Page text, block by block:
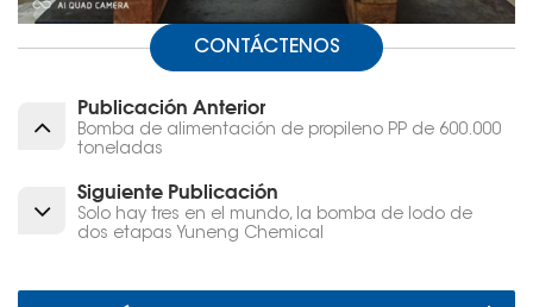
CONTÁCTENOS
Publicación Anterior
Bomba de alimentación de propileno PP de 600.000
toneladas
Siguiente Publicación
Solo hay tres en el mundo, la bomba de lodo de
dos etapas Yuneng Chemical